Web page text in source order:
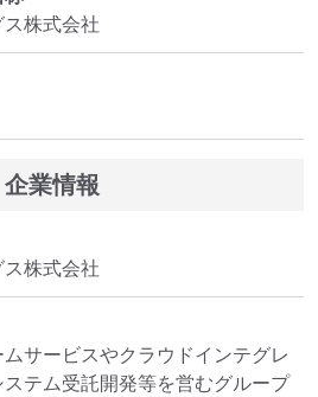
株式会社
企業情報
株式会社
サービスやクラウドインテグレ
テム受託開発等を営むグループ